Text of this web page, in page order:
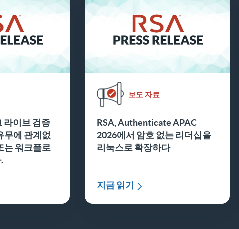
라이브 검증
무에 관계없
는 워크플로
보도 자료
RSA, Authenticate APAC
2026에서 암호 없는 리더십을
리눅스로 확장하다
지금 읽기